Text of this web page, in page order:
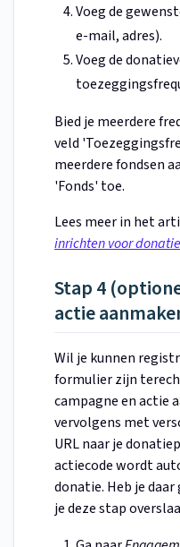
Voeg de
e-mail, adres).
Voeg de
Bied je meerdere
veld
meerdere fondsen
'Fonds' toe.
Lees meer in het
inrichten voor
Stap 4
actie
Wil je kunnen
formulier zijn
campagne en actie
vervolgens met
URL naar je
actiecode wordt
donatie. Heb je daar
je deze stap